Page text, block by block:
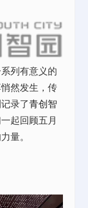
列有意义的
然发生，传
录了青创智
起回顾五月
量。